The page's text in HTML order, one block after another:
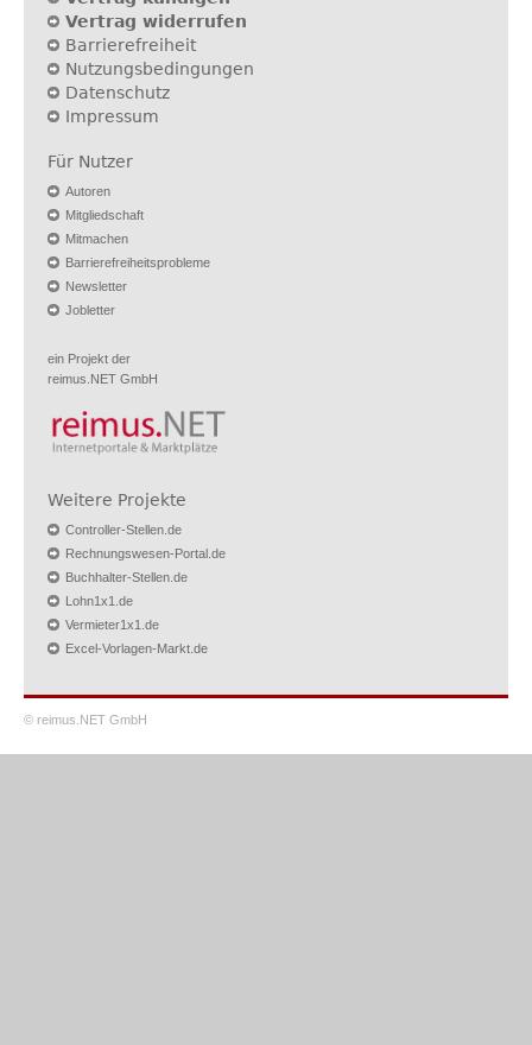
Vertrag widerrufen
Barrierefreiheit
Nutzungsbedingungen
Datenschutz
Impressum
Für Nutzer
Autoren
Mitgliedschaft
Mitmachen
Barrierefreiheitsprobleme
Newsletter
Jobletter
ein Projekt der
reimus.NET GmbH
Weitere Projekte
Controller-Stellen.de
Rechnungswesen-Portal.de
Buchhalter-Stellen.de
Lohn1x1.de
Vermieter1x1.de
Excel-Vorlagen-Markt.de
© reimus.NET GmbH